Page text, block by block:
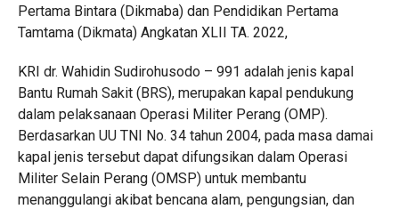
Pertama Bintara (Dikmaba) dan Pendidikan Pertama
Tamtama (Dikmata) Angkatan XLII TA. 2022,
KRI dr. Wahidin Sudirohusodo – 991 adalah jenis kapal
Bantu Rumah Sakit (BRS), merupakan kapal pendukung
dalam pelaksanaan Operasi Militer Perang (OMP).
Berdasarkan UU TNI No. 34 tahun 2004, pada masa damai
kapal jenis tersebut dapat difungsikan dalam Operasi
Militer Selain Perang (OMSP) untuk membantu
menanggulangi akibat bencana alam, pengungsian, dan